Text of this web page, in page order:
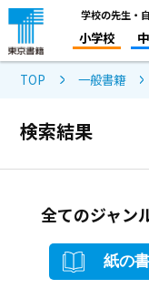
学校の先生・
小学校
TOP 一般書籍
検索結果
全てのジャン
紙の